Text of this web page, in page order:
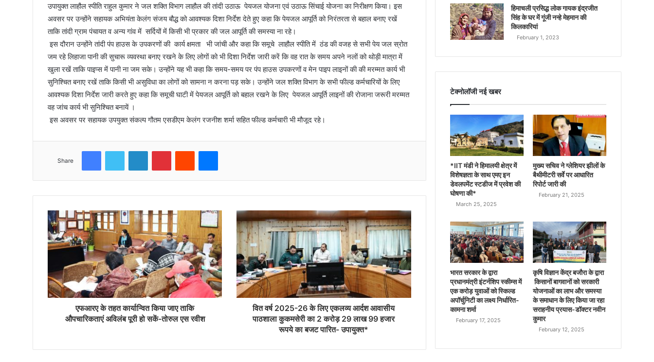
उपायुक्त लाहौल स्पीति राहुल कुमार ने जल शक्ति विभाग लाहौल की तांदी उठाऊ पेयजल योजना एवं उठाऊ सिंचाई योजना का निरीक्षण किया। इस
अवसर पर उन्होंने सहायक अभियंता केलंग संजय बौद्ध को आवश्यक दिशा निर्देश देते हुए कहा कि पेयजल आपूर्ति को निरंतरता से बहाल बनाए रखें
ताकि तांदी ग्राम पंचायत व अन्य गांव में सर्दियों में किसी भी प्रकार की जल आपूर्ति की समस्या ना रहे।
इस दौरान उन्होंने तांदी पंप हाउस के उपकरणों की कार्य क्षमता भी जांची और कहा कि समूचे लाहौल स्पीति में ठंड की वजह से सभी पेय जल स्रोत
जम रहे लिहाजा पानी की सुचारू व्यवस्था बनाए रखने के लिए लोगों को भी दिशा निर्देश जारी करें कि वह रात के समय अपने नलों को थोड़ी मात्रा में
खुला रखें ताकि पाइप्स में पानी ना जम सके। उन्होंने यह भी कहा कि समय-समय पर पंप हाउस उपकरणों व मेन पाइप लाइनों की की मरम्मत कार्य भी
सुनिश्चित बनाए रखें ताकि किसी भी असुविधा का लोगों को सामना न करना पड़ सके। उन्होंने जल शक्ति विभाग के सभी फील्ड कर्मचारियों के लिए
आवश्यक दिशा निर्देश जारी करते हुए कहा कि समूची घाटी में पेयजल आपूर्ति को बहाल रखने के लिए पेयजल आपूर्ति लाइनों की रोजाना जरूरी मरम्मत
वह जांच कार्य भी सुनिश्चित बनायें ।
इस अवसर पर सहायक उपयुक्त संकल्प गौतम एसडीएम केलंग रजनीश शर्मा सहित फील्ड कर्मचारी भी मौजूद रहे।
Share
एफआरए के तहत कार्यान्वित किया जाए ताकि
औपचारिकताएं अविलंब पूरी हो सकें-तोरुल एस रवीश
वित वर्ष 2025-26 के लिए एकलव्य आर्दश आवासीय
पाठशाला कुकमसेरी का 2 करोड़ 29 लाख 99 हजार
रूपये का बजट पारित- उपायुक्त*
हिमाचली प्रसिद्ध लोक गायक इंद्रजीत
सिंह के घर में गूंजी नन्हे मेहमान की
किलकारियां
February 1, 2023
टेक्नोलॉजी नई खबर
*IIT मंडी ने हिमालयी क्षेत्र में
विशेषज्ञता के साथ एमए इन
डेवलपमेंट स्टडीज में प्रवेश की
घोषणा की*
March 25, 2025
मुख्य सचिव ने ग्लेशियर झीलों के
बैथीमीटरी सर्वे पर आधारित
रिपोर्ट जारी की
February 21, 2025
भारत सरकार के द्वारा
प्रधानमंत्री इंटर्नशिप स्कीम्स में
एक करोड़ युवाओं को स्किल्ड
अपॉर्चुनिटी का लक्ष्य निर्धारित-
कामना शर्मा
February 17, 2025
कृषि विज्ञान केंद्र बजौरा के द्वारा
किसानों बागवानों को सरकारी
योजनाओं का लाभ और समस्या
के समाधान के लिए किया जा रहा
सराहनीय प्रयास-डॉक्टर नवीन
कुमार
February 12, 2025